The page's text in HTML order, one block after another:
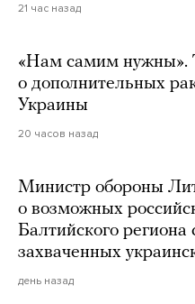
21 час назад
«Нам самим нужны».
о дополнительных
Украины
20 часов назад
Министр обороны
о возможных
Балтийского
захваченных
день назад